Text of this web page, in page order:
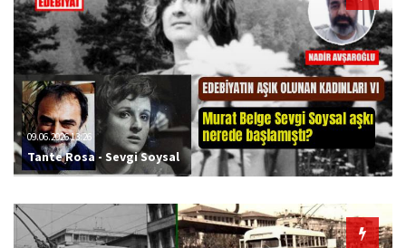
09.06.2026 13:26
Tante Rosa - Sevgi Soysal